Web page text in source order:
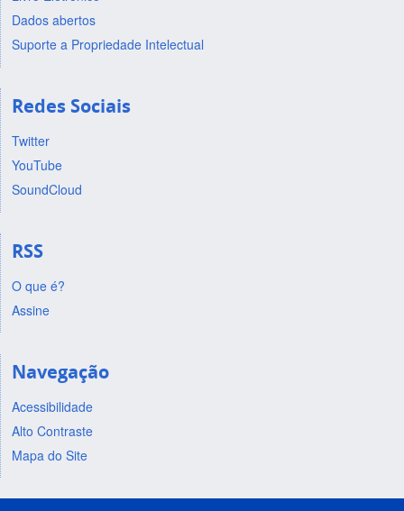
Dados abertos
Suporte a Propriedade Intelectual
Redes Sociais
Twitter
YouTube
SoundCloud
RSS
O que é?
Assine
Navegação
Acessibilidade
Alto Contraste
Mapa do Site